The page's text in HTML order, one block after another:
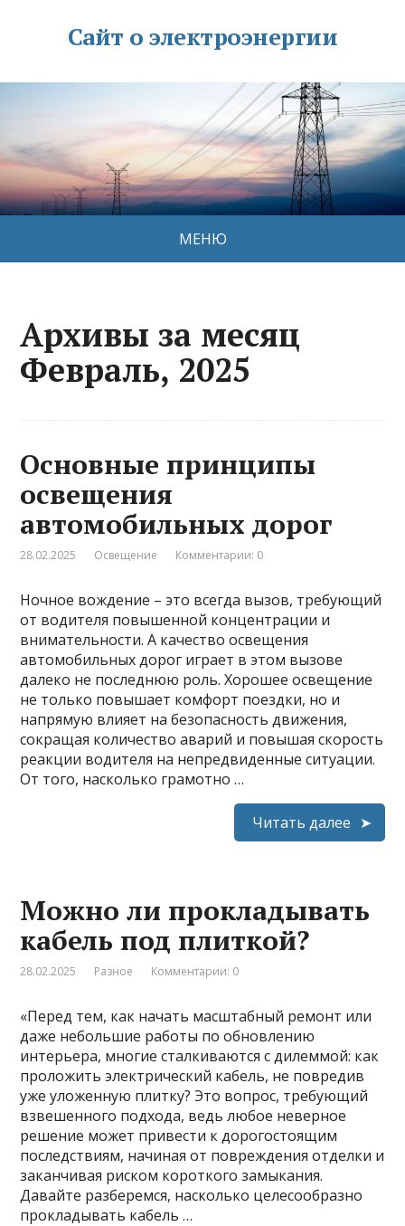
Сайт о электроэнергии
МЕНЮ
Архивы за месяц
Февраль, 2025
Основные принципы
освещения
автомобильных дорог
28.02.2025 Освещение Комментарии: 0
Ночное вождение – это всегда вызов, требующий
от водителя повышенной концентрации и
внимательности. А качество освещения
автомобильных дорог играет в этом вызове
далеко не последнюю роль. Хорошее освещение
не только повышает комфорт поездки, но и
напрямую влияет на безопасность движения,
сокращая количество аварий и повышая скорость
реакции водителя на непредвиденные ситуации.
От того, насколько грамотно …
Читать далее
Можно ли прокладывать
кабель под плиткой?
28.02.2025 Разное Комментарии: 0
«Перед тем, как начать масштабный ремонт или
даже небольшие работы по обновлению
интерьера, многие сталкиваются с дилеммой: как
проложить электрический кабель, не повредив
уже уложенную плитку? Это вопрос, требующий
взвешенного подхода, ведь любое неверное
решение может привести к дорогостоящим
последствиям, начиная от повреждения отделки и
заканчивая риском короткого замыкания.
Давайте разберемся, насколько целесообразно
прокладывать кабель …